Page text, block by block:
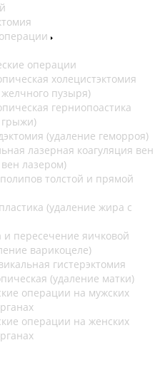
операции
холецистэктомия
пузыря)
герниопоастика
грыжи)
(удаление геморроя)
лазерная коагуляция вен
лазером)
толстой и прямой
(удаление жира с
и пересечение яичковой
варикоцеле)
гистерэктомия
(удаление матки)
операции на мужских
операции на женских